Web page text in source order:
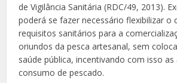
de Vigilância Sanitária (RDC/49, 2013).
poderá se fazer necessário flexibilizar o
requisitos sanitários para a
oriundos da pesca artesanal, sem
saúde pública, incentivando com isso as
consumo de pescado.